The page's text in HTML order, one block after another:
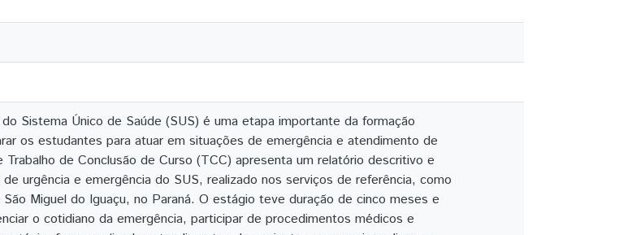
Sistema Único de Saúde (SUS) é uma etapa importante da formação
os estudantes para atuar em situações de emergência e atendimento de
de Conclusão de Curso (TCC) apresenta um relatório descritivo e
urgência e emergência do SUS, realizado nos serviços de referência, como
Miguel do Iguaçu, no Paraná. O estágio teve duração de cinco meses e
o cotidiano da emergência, participar de procedimentos médicos e